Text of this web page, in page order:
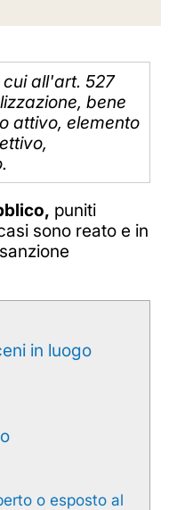
all'art. 527
bene
attivo, elemento
puniti
sono reato e in
in luogo
o esposto al